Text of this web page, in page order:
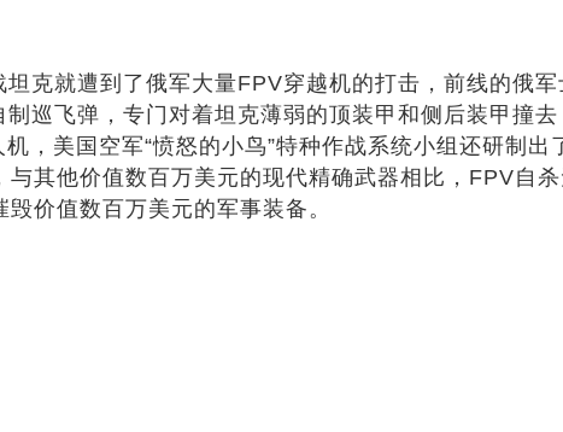
克就遭到了俄军大量FPV穿越机的打击，前线的俄
巡飞弹，专门对着坦克薄弱的顶装甲和侧后装甲撞
，美国空军“愤怒的小鸟”特种作战系统小组还研制出
其他价值数百万美元的现代精确武器相比，FPV自
价值数百万美元的军事装备。